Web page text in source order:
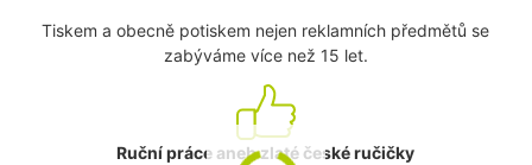
Tiskem a obecně potiskem nejen reklamních předmětů se
zabýváme více než 15 let.
Ruční práce aneb zlaté české ručičky